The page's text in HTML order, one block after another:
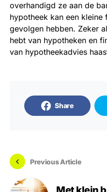
overhandigd ze aan de
hypotheek kan een
gevolgen hebben. Zeker
hebt van hypotheken en
van hypotheekadvies
Share
Previous Article